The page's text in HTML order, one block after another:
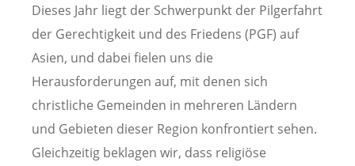
Dieses Jahr liegt der Schwerpunkt der Pilgerfahrt
der Gerechtigkeit und des Friedens (PGF) auf
Asien, und dabei fielen uns die
Herausforderungen auf, mit denen sich
christliche Gemeinden in mehreren Ländern
und Gebieten dieser Region konfrontiert sehen.
Gleichzeitig beklagen wir, dass religiöse